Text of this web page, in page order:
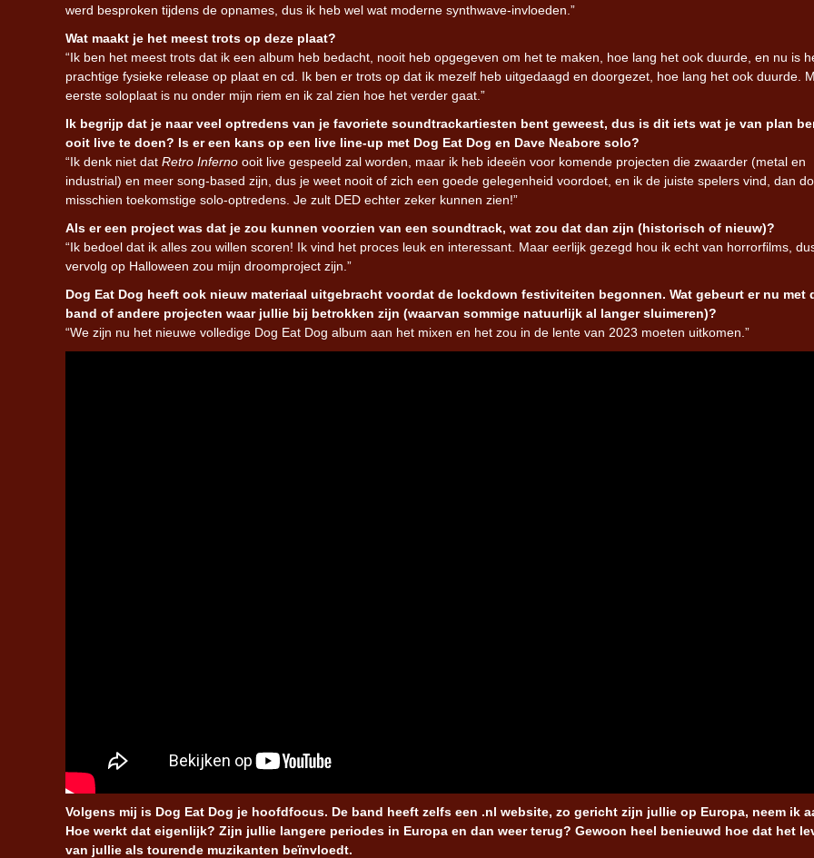
werd besproken tijdens de opnames, dus ik heb wel wat moderne synthwave-invloeden.”
Wat maakt je het meest trots op deze plaat?
“Ik ben het meest trots dat ik een album heb bedacht, nooit heb opgegeven om het te maken, hoe lang het ook duurde, en nu is
prachtige fysieke release op plaat en cd. Ik ben er trots op dat ik mezelf heb uitgedaagd en doorgezet, hoe lang het ook duurde.
eerste soloplaat is nu onder mijn riem en ik zal zien hoe het verder gaat.”
Ik begrijp dat je naar veel optredens van je favoriete soundtrackartiesten bent geweest, dus is dit iets wat je van plan
ooit live te doen? Is er een kans op een live line-up met Dog Eat Dog en Dave Neabore solo?
“Ik denk niet dat Retro Inferno ooit live gespeeld zal worden, maar ik heb ideeën voor komende projecten die zwaarder (metal en
industrial) en meer song-based zijn, dus je weet nooit of zich een goede gelegenheid voordoet, en ik de juiste spelers vind, dan
misschien toekomstige solo-optredens. Je zult DED echter zeker kunnen zien!”
Als er een project was dat je zou kunnen voorzien van een soundtrack, wat zou dat dan zijn (historisch of nieuw)?
“Ik bedoel dat ik alles zou willen scoren! Ik vind het proces leuk en interessant. Maar eerlijk gezegd hou ik echt van horrorfilms,
vervolg op Halloween zou mijn droomproject zijn.”
Dog Eat Dog heeft ook nieuw materiaal uitgebracht voordat de lockdown festiviteiten begonnen. Wat gebeurt er nu met
band of andere projecten waar jullie bij betrokken zijn (waarvan sommige natuurlijk al langer sluimeren)?
“We zijn nu het nieuwe volledige Dog Eat Dog album aan het mixen en het zou in de lente van 2023 moeten uitkomen.”
Volgens mij is Dog Eat Dog je hoofdfocus. De band heeft zelfs een .nl website, zo gericht zijn jullie op Europa, neem ik
Hoe werkt dat eigenlijk? Zijn jullie langere periodes in Europa en dan weer terug? Gewoon heel benieuwd hoe dat het
van jullie als tourende muzikanten beïnvloedt.